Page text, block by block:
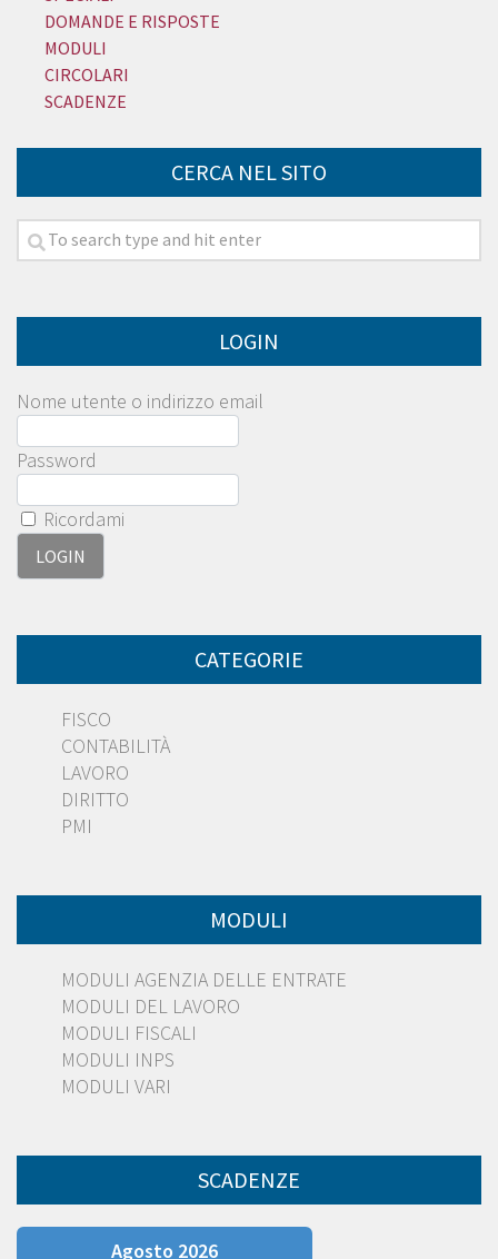
DOMANDE E RISPOSTE
MODULI
CIRCOLARI
SCADENZE
CERCA NEL SITO
LOGIN
Nome utente o indirizzo email
Password
Ricordami
CATEGORIE
FISCO
CONTABILITÀ
LAVORO
DIRITTO
PMI
MODULI
MODULI AGENZIA DELLE ENTRATE
MODULI DEL LAVORO
MODULI FISCALI
MODULI INPS
MODULI VARI
SCADENZE
Agosto 2026